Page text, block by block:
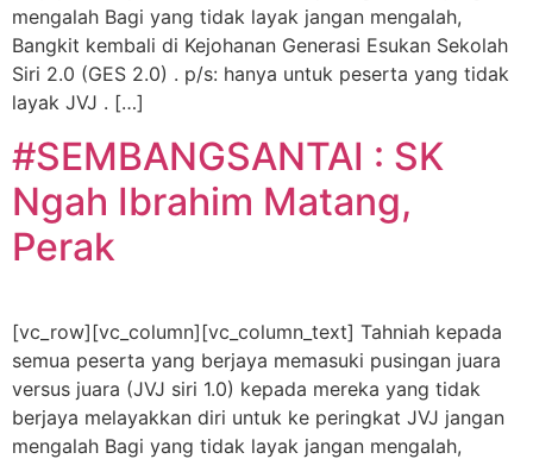
mengalah Bagi yang tidak layak jangan mengalah,
Bangkit kembali di Kejohanan Generasi Esukan Sekolah
Siri 2.0 (GES 2.0) . p/s: hanya untuk peserta yang tidak
layak JVJ . […]
#SEMBANGSANTAI : SK
Ngah Ibrahim Matang,
Perak
[vc_row][vc_column][vc_column_text] Tahniah kepada
semua peserta yang berjaya memasuki pusingan juara
versus juara (JVJ siri 1.0) kepada mereka yang tidak
berjaya melayakkan diri untuk ke peringkat JVJ jangan
mengalah Bagi yang tidak layak jangan mengalah,